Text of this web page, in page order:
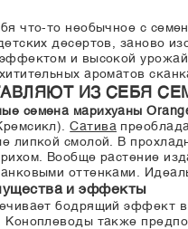
что-то необычное с
десертов, заново
и высокой
ароматов
ИЗ СЕБЯ
семена марихуаны
Сатива
липкой смолой. В
Вообще растение
оттенками.
и эффекты
бодрящий эффект
Коноплеводы также